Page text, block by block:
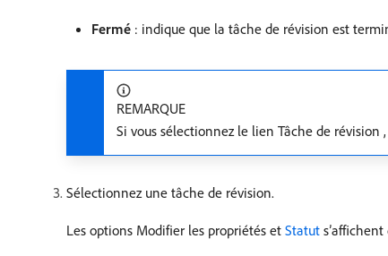
Fermé : indique que la tâche de révision est
REMARQUE
Si vous sélectionnez le lien Tâche de
Sélectionnez une tâche de révision.
Les options Modifier les propriétés et Statut s’affichent